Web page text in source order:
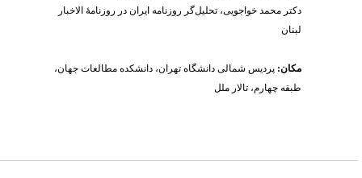
دکتر محمد خواجویی، تحلیل‌گر روزنامه ایران در روزنامۀ الاخبار
لبنان
مکان:پردیس شمالی دانشگاه تهران، دانشکده مطالعات جهان،
طبقه چهارم، تالار ملل